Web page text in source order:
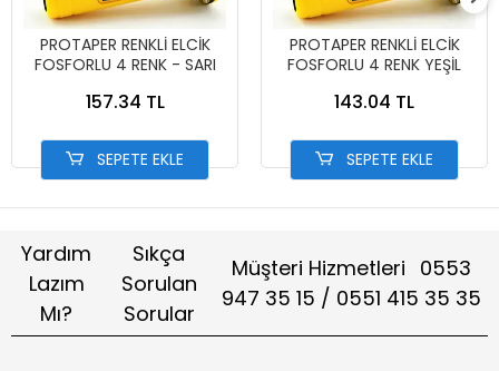
PROTAPER RENKLİ ELCİK
FOSFORLU 4 RENK - SARI
157.34 TL
SEPETE EKLE
PROTAPER RENKLİ ELCİK
FOSFORLU 4 RENK YEŞİL
143.04 TL
SEPETE EKLE
Yardım
Lazım
Mı?
Sıkça
Sorulan
Sorular
Müşteri Hizmetleri 0553
947 35 15 / 0551 415 35 35